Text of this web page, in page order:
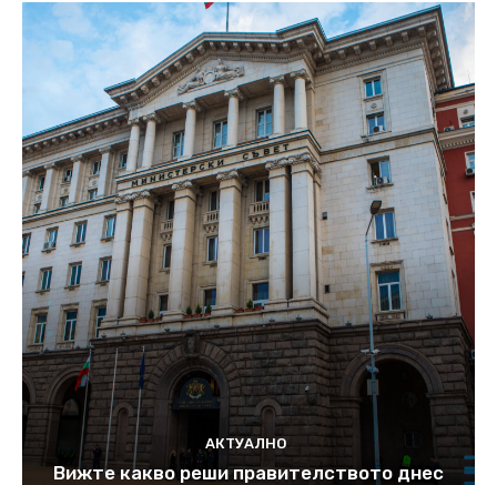
АКТУАЛНО
Вижте какво реши правителството днес